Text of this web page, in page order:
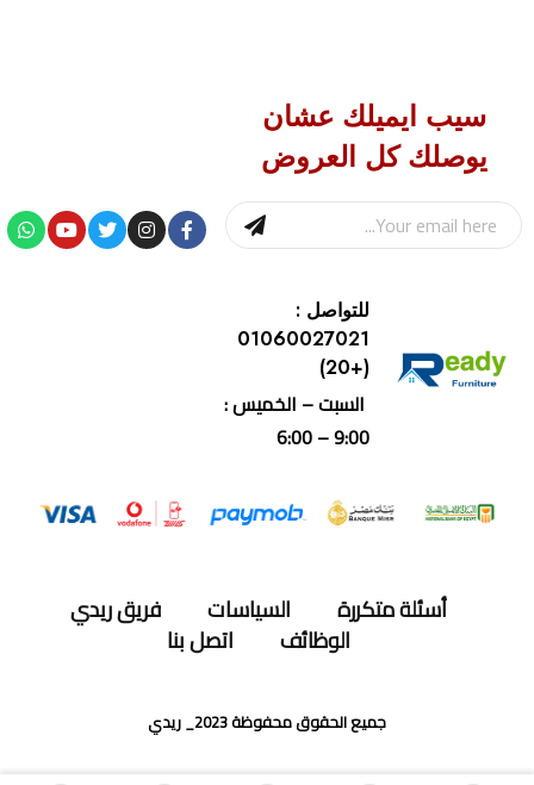
سيب ايميلك عشان
يوصلك كل العروض
للتواصل :
01060027021
(+20)
السبت – الخميس :
9:00 – 6:00
أسئلة متكررة السياسات فريق ريدي
الوظائف اتصل بنا
جميع الحقوق محفوظة 2023_ ريدي